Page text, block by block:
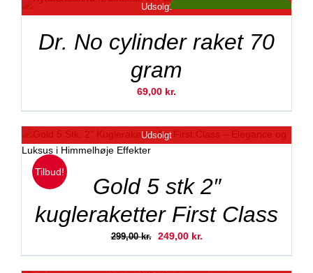
var:
er:
Udsolgt
Tilbud!
ved 2 stk. kun 99,- kr
Dr. No cylinder raket 70
gram
69,00 kr.
Udsolgt
Tilbud!
Gold 5 stk 2″
kugleraketter First Class
299,00kr.
Den
249,00 kr.